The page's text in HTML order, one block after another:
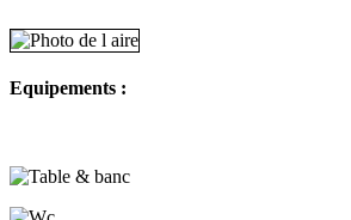
Equipements :